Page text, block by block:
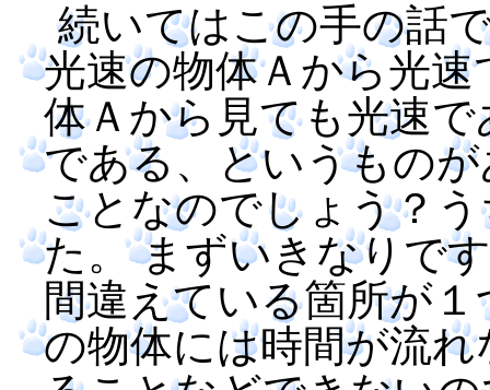
続いてはこの手の話
光速の物体Ａから光
体Ａから見ても光速
である、というもの
ことなのでしょう？
た。 まずいきなりで
間違えている箇所が
の物体には時間が流